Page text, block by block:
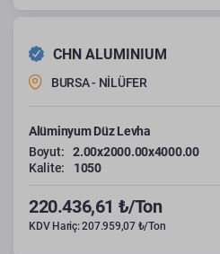
CHN ALUMINIUM
BURSA - NİLÜFER
Alüminyum Düz Levha
Boyut:
2.00x2000.00x4000.00
Kalite:
1050
220.436,61 ₺/Ton
KDV Hariç: 207.959,07 ₺/Ton